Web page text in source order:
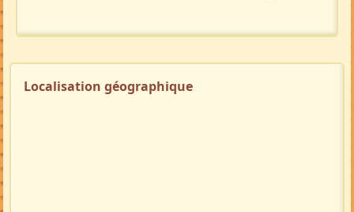
Localisation géographique